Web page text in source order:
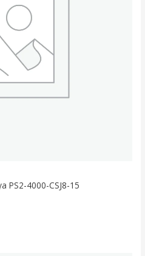
PS2-4000-CSJ8-15